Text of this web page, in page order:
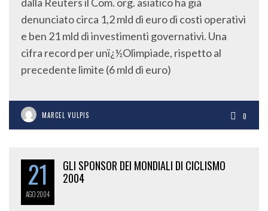
denunciato circa 1,2 mld di euro di costi operativi
e ben 21 mld di investimenti governativi. Una
cifra record per unï¿½Olimpiade, rispetto al
precedente limite (6 mld di euro)
MARCEL VULPIS 0
21
AGO2004
GLI SPONSOR DEI MONDIALI DI CICLISMO
2004